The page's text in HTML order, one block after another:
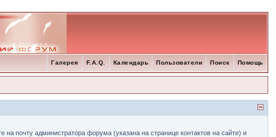
Помощь
Поиск
Пользователи
Календарь
F.A.Q.
Галерея
почту администратора форума (указана на странице контактов на сайте) и